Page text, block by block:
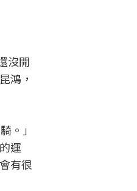
沒開
鴻，
。」
運
有很